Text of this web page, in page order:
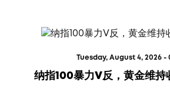
Tuesday, August 4, 2026 -
纳指100暴力V反，黄金维持